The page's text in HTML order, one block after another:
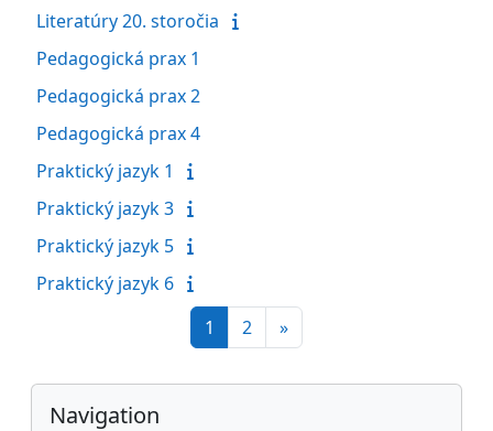
Literatúry 20. storočia
Pedagogická prax 1
Pedagogická prax 2
Pedagogická prax 4
Praktický jazyk 1
Praktický jazyk 3
Praktický jazyk 5
Praktický jazyk 6
1 Page 1
2 Page 2
»Next page
Blocks
Skip Navigation
Navigation